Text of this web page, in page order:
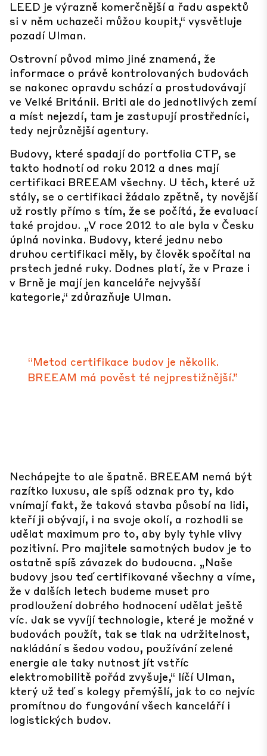
LEED je výrazně komerčnější a řadu aspektů
si v něm uchazeči můžou koupit,“ vysvětluje
pozadí Ulman.
Ostrovní původ mimo jiné znamená, že
informace o právě kontrolovaných budovách
se nakonec opravdu schází a prostudovávají
ve Velké Británii. Briti ale do jednotlivých zemí
a míst nejezdí, tam je zastupují prostředníci,
tedy nejrůznější agentury.
Budovy, které spadají do portfolia CTP, se
takto hodnotí od roku 2012 a dnes mají
certifikaci BREEAM všechny. U těch, které už
stály, se o certifikaci žádalo zpětně, ty novější
už rostly přímo s tím, že se počítá, že evaluací
také projdou. „V roce 2012 to ale byla v Česku
úplná novinka. Budovy, které jednu nebo
druhou certifikaci měly, by člověk spočítal na
prstech jedné ruky. Dodnes platí, že v Praze i
v Brně je mají jen kanceláře nejvyšší
kategorie,“ zdůrazňuje Ulman.
“Metod certifikace budov je několik.
BREEAM má pověst té nejprestižnější.”
Nechápejte to ale špatně. BREEAM nemá být
razítko luxusu, ale spíš odznak pro ty, kdo
vnímají fakt, že taková stavba působí na lidi,
kteří ji obývají, i na svoje okolí, a rozhodli se
udělat maximum pro to, aby byly tyhle vlivy
pozitivní. Pro majitele samotných budov je to
ostatně spíš závazek do budoucna. „Naše
budovy jsou teď certifikované všechny a víme,
že v dalších letech budeme muset pro
prodloužení dobrého hodnocení udělat ještě
víc. Jak se vyvíjí technologie, které je možné v
budovách použít, tak se tlak na udržitelnost,
nakládání s šedou vodou, používání zelené
energie ale taky nutnost jít vstříc
elektromobilitě pořád zvyšuje,“ líčí Ulman,
který už teď s kolegy přemýšlí, jak to co nejvíc
promítnou do fungování všech kanceláří i
logistických budov.